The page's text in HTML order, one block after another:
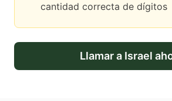
cantidad correcta de dígitos
Llamar a Israel